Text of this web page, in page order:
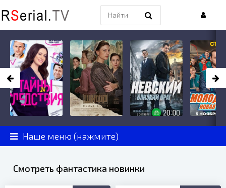
Наше меню (нажмите)
Смотреть фантастика новинки